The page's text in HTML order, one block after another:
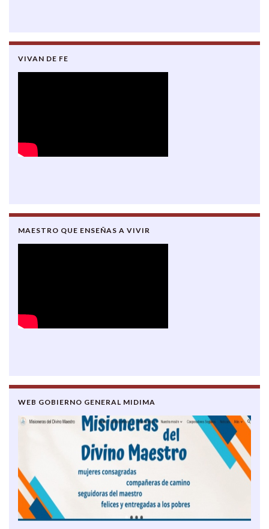
VIVAN DE FE
MAESTRO QUE ENSEÑAS A VIVIR
WEB GOBIERNO GENERAL MIDIMA